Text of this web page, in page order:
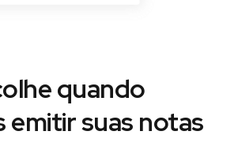
quando
emitir suas notas